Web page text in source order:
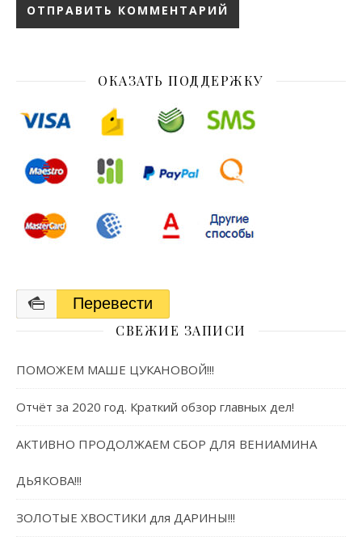
ОКАЗАТЬ ПОДДЕРЖКУ
Перевести
СВЕЖИЕ ЗАПИСИ
ПОМОЖЕМ МАШЕ ЦУКАНОВОЙ!!!
Отчёт за 2020 год. Краткий обзор главных дел!
АКТИВНО ПРОДОЛЖАЕМ СБОР ДЛЯ ВЕНИАМИНА
ДЬЯКОВА!!!
ЗОЛОТЫЕ ХВОСТИКИ для ДАРИНЫ!!!